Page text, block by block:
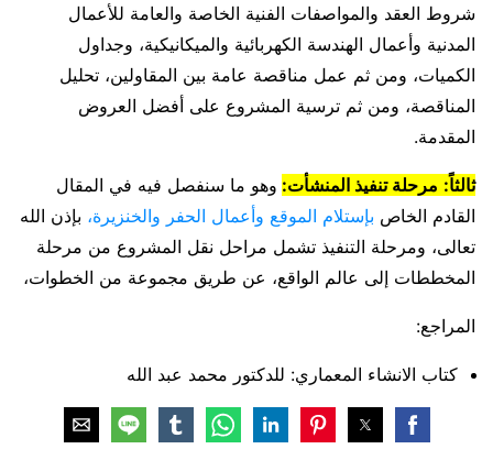
شروط العقد والمواصفات الفنية الخاصة والعامة للأعمال
المدنية وأعمال الهندسة الكهربائية والميكانيكية، وجداول
الكميات، ومن ثم عمل مناقصة عامة بين المقاولين، تحليل
المناقصة، ومن ثم ترسية المشروع على أفضل العروض
المقدمة.
ثالثاً: مرحلة تنفيذ المنشأت: وهو ما سنفصل فيه في المقال
القادم الخاص بإستلام الموقع وأعمال الحفر والخنزيرة، بإذن الله
تعالى، ومرحلة التنفيذ تشمل مراحل نقل المشروع من مرحلة
المخططات إلى عالم الواقع، عن طريق مجموعة من الخطوات،
المراجع:
كتاب الانشاء المعماري: للدكتور محمد عبد الله